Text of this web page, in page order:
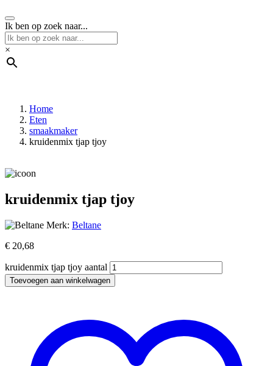
Ik ben op zoek naar...
×
Home
Eten
smaakmaker
kruidenmix tjap tjoy
kruidenmix tjap tjoy
Merk: Beltane
€ 20,68
kruidenmix tjap tjoy aantal
Toevoegen aan winkelwagen